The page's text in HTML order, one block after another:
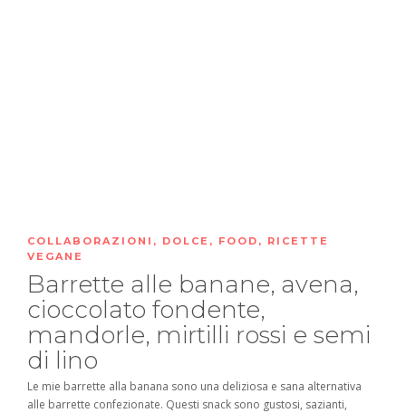
COLLABORAZIONI , DOLCE , FOOD , RICETTE
VEGANE
Barrette alle banane, avena,
cioccolato fondente,
mandorle, mirtilli rossi e semi
di lino
Le mie barrette alla banana sono una deliziosa e sana alternativa
alle barrette confezionate. Questi snack sono gustosi, sazianti,